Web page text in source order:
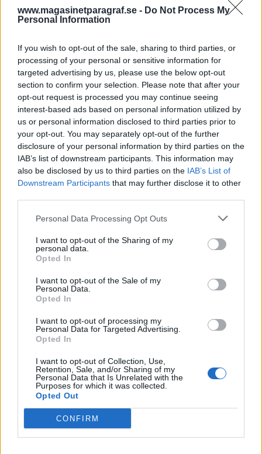
www.magasinetparagraf.se - Do Not Process My
Personal Information
If you wish to opt-out of the sale, sharing to third parties, or
processing of your personal or sensitive information for
targeted advertising by us, please use the below opt-out
section to confirm your selection. Please note that after your
opt-out request is processed you may continue seeing
interest-based ads based on personal information utilized by
us or personal information disclosed to third parties prior to
your opt-out. You may separately opt-out of the further
disclosure of your personal information by third parties on the
IAB’s list of downstream participants. This information may
also be disclosed by us to third parties on the IAB’s List of
Downstream Participants that may further disclose it to other
Personal Data Processing Opt Outs
I want to opt-out of the Sharing of my
personal data.
Opted In
I want to opt-out of the Sale of my
Personal Data.
Opted In
I want to opt-out of processing my
Personal Data for Targeted Advertising.
Opted In
I want to opt-out of Collection, Use,
Retention, Sale, and/or Sharing of my
Personal Data that Is Unrelated with the
Purposes for which it was collected.
Opted Out
CONFIRM
juni 2026
Man nära att drunkna – en anhållen, kvinna
misstänkt för misshandel, man anhållen
misstänkt för olaga hot och taxichaufför
överfallen.
Nyhetsplock söndag 31
maj 2026
äldreboende i Uppsala, man hotade bekant med
och Ghana gör det olagligt att vara homosexuell.
Nyhetsplock tisdag 26
maj 2026
Åtal väckt efter hackerattack, självkörande buss
på premiärtur krockade med spårvagn,
elstöd betalas ut och trafikbråk ledde till
gripande för grovt olaga hot.
Nyhetsplock lördag 23
maj 2026